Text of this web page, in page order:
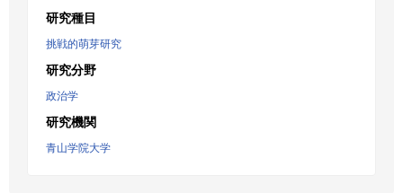
研究種目
挑戦的萌芽研究
研究分野
政治学
研究機関
青山学院大学